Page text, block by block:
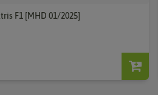
F1 [MHD 01/2025]